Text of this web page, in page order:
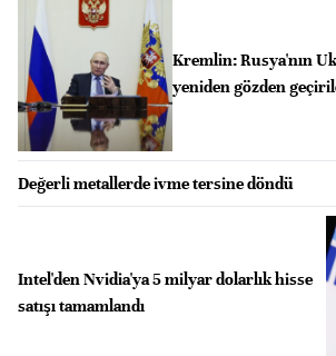
Kremlin: Rusya'nın
yeniden gözden
Değerli metallerde ivme tersine döndü
Intel'den Nvidia'ya 5 milyar dolarlık hisse
satışı tamamlandı